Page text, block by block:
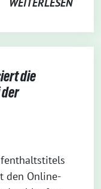
die
den Online-